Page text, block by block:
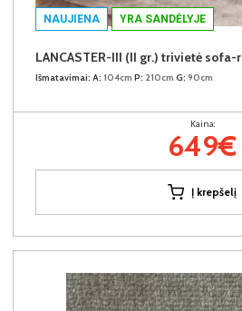
NAUJIENA YRA SANDĖLYJE
Išmatavimai: A: 104cm P: 210cm G: 90cm
Kaina:
649€
Į krepšelį